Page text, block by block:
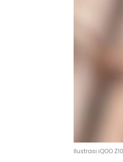
Ilustrasi iQOO Z10